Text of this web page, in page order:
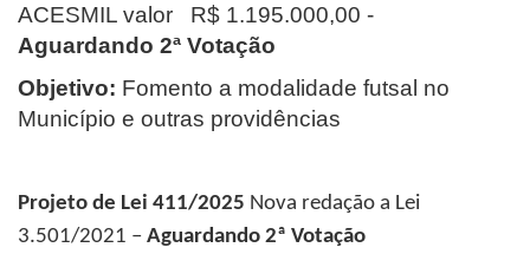
ACESMIL valor R$ 1.195.000,00 -
Aguardando 2ª Votação
Objetivo: Fomento a modalidade futsal no
Município e outras providências
Projeto de Lei 411/2025 Nova redação a Lei
3.501/2021 – Aguardando 2ª Votação